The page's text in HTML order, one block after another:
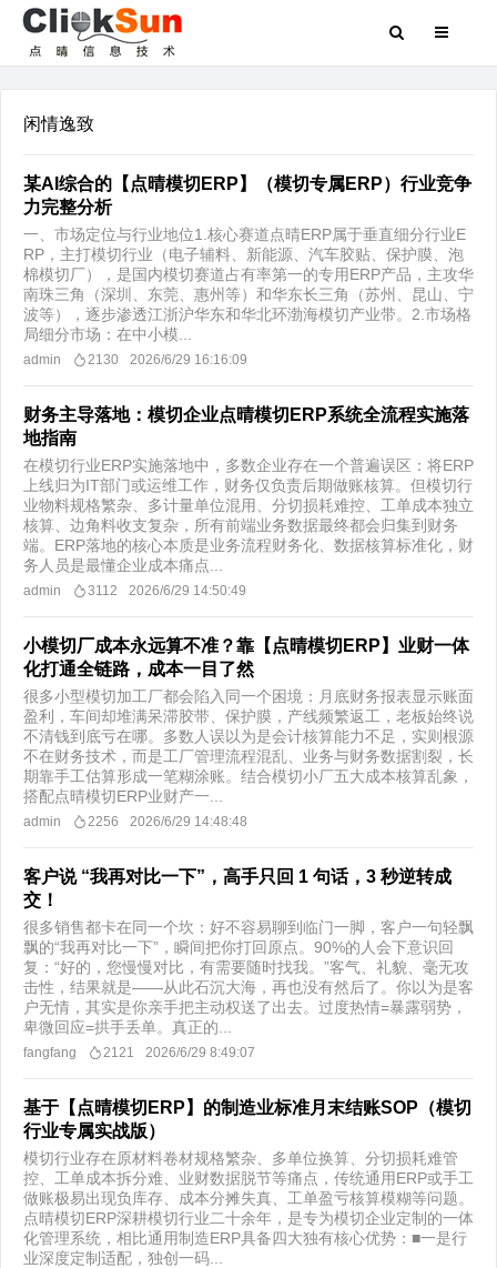
闲情逸致
某AI综合的【点晴模切ERP】（模切专属ERP）行业竞争
力完整分析
一、市场定位与行业地位​1.核心赛道点晴ERP属于垂直细分行业E
RP，主打模切行业（电子辅料、新能源、汽车胶贴、保护膜、泡
棉模切厂），是国内模切赛道占有率第一的专用ERP产品，主攻华
南珠三角（深圳、东莞、惠州等）和华东长三角（苏州、昆山、宁
波等），逐步渗透江浙沪华东和华北环渤海模切产业带。2.市场格
局细分市场：在中小模...
admin 2130 2026/6/29 16:16:09
财务主导落地：模切企业点晴模切ERP系统全流程实施落
地指南
在模切行业ERP实施落地中，多数企业存在一个普遍误区：将ERP
上线归为IT部门或运维工作，财务仅负责后期做账核算。但模切行
业物料规格繁杂、多计量单位混用、分切损耗难控、工单成本独立
核算、边角料收支复杂，所有前端业务数据最终都会归集到财务
端。ERP落地的核心本质是业务流程财务化、数据核算标准化，财
务人员是最懂企业成本痛点...
admin 3112 2026/6/29 14:50:49
小模切厂成本永远算不准？靠【点晴模切ERP】业财一体
化打通全链路，成本一目了然
很多小型模切加工厂都会陷入同一个困境：月底财务报表显示账面
盈利，车间却堆满呆滞胶带、保护膜，产线频繁返工，老板始终说
不清钱到底亏在哪。多数人误以为是会计核算能力不足，实则根源
不在财务技术，而是工厂管理流程混乱、业务与财务数据割裂，长
期靠手工估算形成一笔糊涂账。结合模切小厂五大成本核算乱象，
搭配点晴模切ERP业财产一...
admin 2256 2026/6/29 14:48:48
客户说 “我再对比一下”，高手只回 1 句话，3 秒逆转成
交！
很多销售都卡在同一个坎：好不容易聊到临门一脚，客户一句轻飘
飘的“我再对比一下”，瞬间把你打回原点。90%的人会下意识回
复：“好的，您慢慢对比，有需要随时找我。”客气、礼貌、毫无攻
击性，结果就是——从此石沉大海，再也没有然后了。你以为是客
户无情，其实是你亲手把主动权送了出去。过度热情=暴露弱势，
卑微回应=拱手丢单。真正的...
fangfang 2121 2026/6/29 8:49:07
基于【点晴模切ERP】的制造业标准月末结账SOP（模切
行业专属实战版）
​模切行业存在原材料卷材规格繁杂、多单位换算、分切损耗难管
控、工单成本拆分难、业财数据脱节等痛点，传统通用ERP或手工
做账极易出现负库存、成本分摊失真、工单盈亏核算模糊等问题。
点晴模切ERP深耕模切行业二十余年，是专为模切企业定制的一体
化管理系统，相比通用制造ERP具备四大独有核心优势：■一是行
业深度定制适配，独创一码...